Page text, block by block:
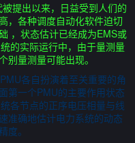
提出以来，日益受到人们的
，各种调度自动化软件迫切
，状态估计已经成为EMS或
的实际运行中，由于量测量
量测量可能出现。
各自扮演着至关重要的角
第一个PMU的主要作用状态
各节点的正序电压相量与线
准确地估计电力系统的动态
度。